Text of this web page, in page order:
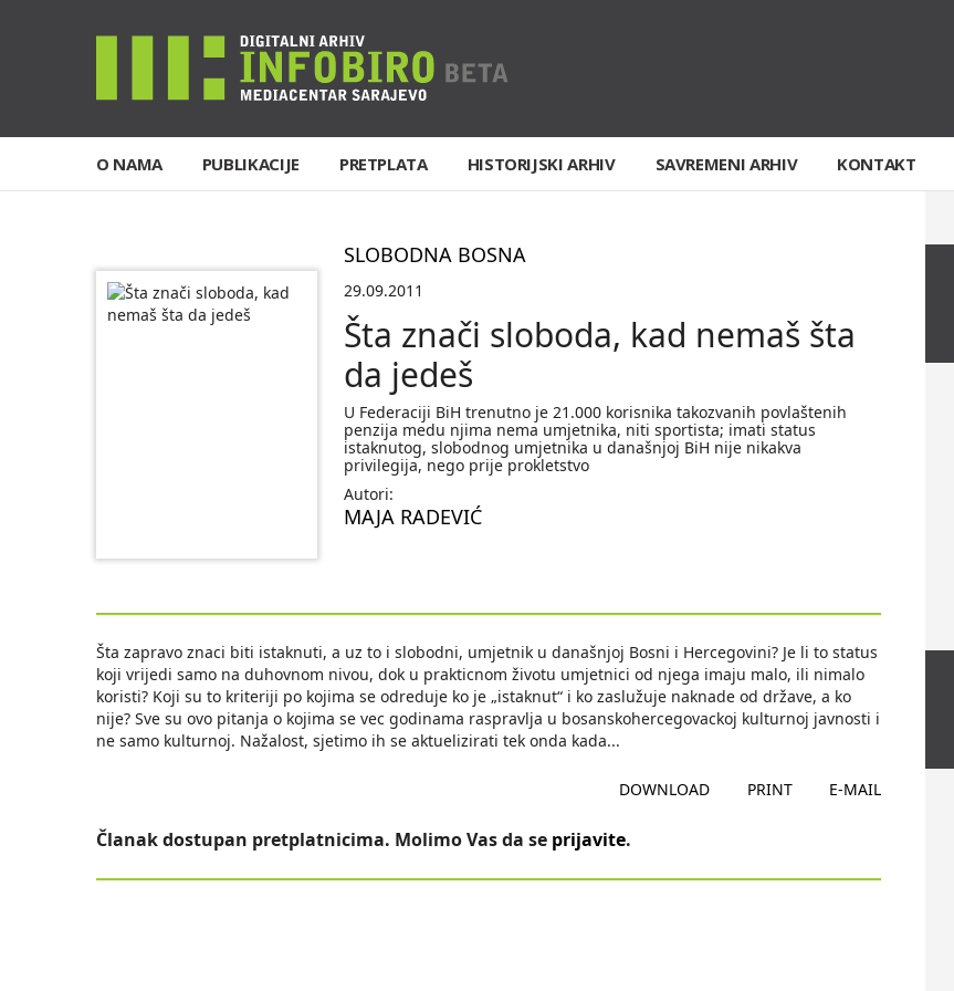
O NAMA PUBLIKACIJE PRETPLATA HISTORIJSKI ARHIV SAVREMENI ARHIV KONTAKT
SLOBODNA BOSNA
29.09.2011
Šta znači sloboda, kad nemaš šta
da jedeš
U Federaciji BiH trenutno je 21.000 korisnika takozvanih povlaštenih
penzija medu njima nema umjetnika, niti sportista; imati status
istaknutog, slobodnog umjetnika u današnjoj BiH nije nikakva
privilegija, nego prije prokletstvo
Autori:
MAJA RADEVIĆ
Šta zapravo znaci biti istaknuti, a uz to i slobodni, umjetnik u današnjoj Bosni i Hercegovini? Je li to status
koji vrijedi samo na duhovnom nivou, dok u prakticnom životu umjetnici od njega imaju malo, ili nimalo
koristi? Koji su to kriteriji po kojima se odreduje ko je „istaknut“ i ko zaslužuje naknade od države, a ko
nije? Sve su ovo pitanja o kojima se vec godinama raspravlja u bosanskohercegovackoj kulturnoj javnosti i
ne samo kulturnoj. Nažalost, sjetimo ih se aktuelizirati tek onda kada...
DOWNLOAD PRINT E-MAIL
Članak dostupan pretplatnicima. Molimo Vas da se prijavite.